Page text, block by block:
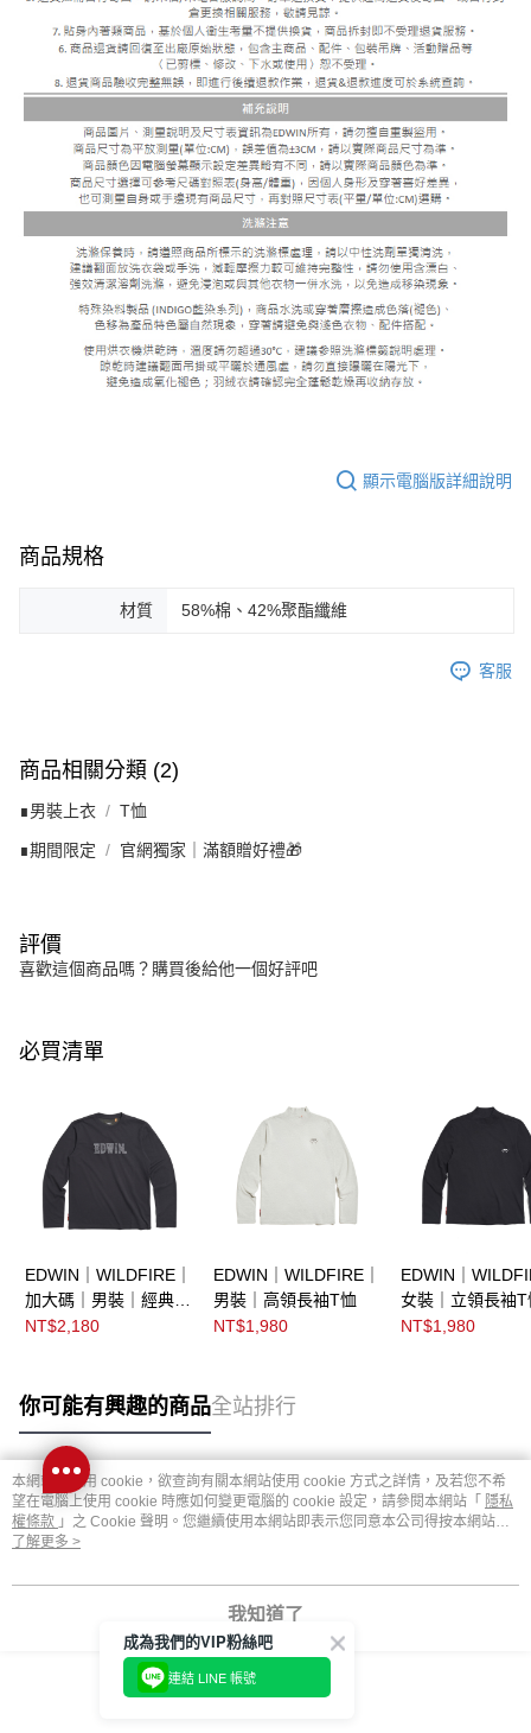
顯示電腦版詳細說明
商品規格
材質 58%棉、42%聚酯纖維
客服
商品相關分類 (2)
∎男裝上衣 T恤
∎期間限定 官網獨家｜滿額贈好禮🎁
評價
喜歡這個商品嗎？購買後給他一個好評吧
必買清單
EDWIN｜WILDFIRE｜
加大碼｜男裝｜經典印
花長袖T恤
NT$2,180
EDWIN｜WILDFIRE｜
男裝｜高領長袖T恤
NT$1,980
EDWIN｜
女裝｜立領長袖T
NT$1,980
你可能有興趣的商品全站排行
熱門標籤
本網站中使用 cookie，欲查詢有關本網站使用 cookie 方式之詳情，及若您不希
望在電腦上使用 cookie 時應如何變更電腦的 cookie 設定，請參閱本網站「 隱私
權條款 」之 Cookie 聲明。您繼續使用本網站即表示您同意本公司得按本網站使
用條款之 Cookie 聲明使用 cookie。
了解更多 >
我知道了
成為我們的VIP粉絲吧
連結 LINE 帳號